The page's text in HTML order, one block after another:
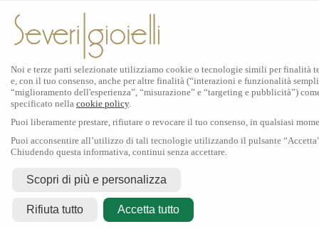
Rolex
Rolex Certified Pre-Owned
Tudor
La collezioneTudor shop
Scopri Rolex
Orologi Rolex
Nuovi modelli 2026
Accessori Rolex
L'arte dell'orologeria
Manutenzione
Oyster Story
Contattaci
Noi e terze parti selezionate utilizziamo cookie o tecnologie simili per finalità
e, con il tuo consenso, anche per altre finalità (“interazioni e funzionalità
“miglioramento dell'esperienza”, “misurazione” e “targeting e pubblicità”)
specificato nella cookie policy.
Puoi liberamente prestare, rifiutare o revocare il tuo consenso, in qualsiasi
Puoi acconsentire all’utilizzo di tali tecnologie utilizzando il pulsante
Chiudendo questa informativa, continui senza accettare.
Scopri di più e personalizza
Rifiuta tutto Accetta tutto